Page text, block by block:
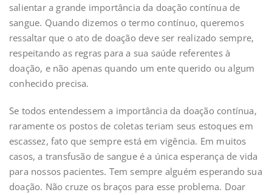
salientar a grande importância da doação contínua de
sangue. Quando dizemos o termo contínuo, queremos
ressaltar que o ato de doação deve ser realizado sempre,
respeitando as regras para a sua saúde referentes à
doação, e não apenas quando um ente querido ou algum
conhecido precisa.
Se todos entendessem a importância da doação contínua,
raramente os postos de coletas teriam seus estoques em
escassez, fato que sempre está em vigência. Em muitos
casos, a transfusão de sangue é a única esperança de vida
para nossos pacientes. Tem sempre alguém esperando sua
doação. Não cruze os braços para esse problema. Doar